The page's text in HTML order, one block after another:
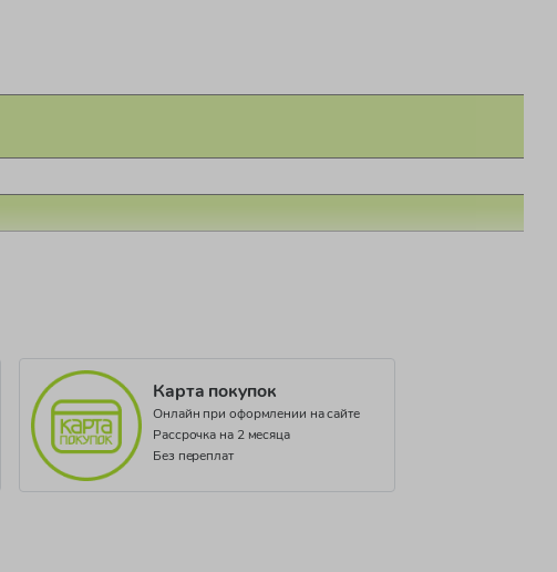
Карта покупок
Онлайн при оформлении на сайте
Рассрочка на 2 месяца
Без переплат